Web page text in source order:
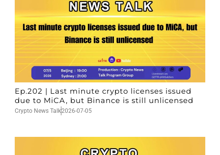
Ep.202 | Last minute crypto licenses issued
due to MiCA, but Binance is still unlicensed
Crypto News Talk2026-07-05